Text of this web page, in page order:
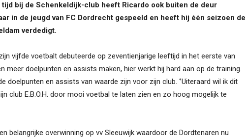
tijd bij de Schenkeldijk-club heeft Ricardo ook buiten de deur
in de jeugd van FC Dordrecht gespeeld en heeft hij één seizoen de
verdedigt.
vijfde voetbalt debuteerde op zeventienjarige leeftijd in het eerste van
meer doelpunten en assists maken, hier werkt hij hard aan op de training.
doelpunten en assists van waarde zijn voor zijn club. ‘’Uiteraard wil ik dit
club E.B.O.H. door mooi voetbal te laten zien en zo hoog mogelijk te
belangrijke overwinning op vv Sleeuwijk waardoor de Dordtenaren nu